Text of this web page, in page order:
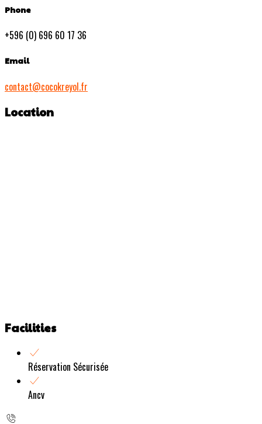
Phone
+596 (0) 696 60 17 36
Email
contact@cocokreyol.fr
Location
Facilities
Réservation Sécurisée
Ancv